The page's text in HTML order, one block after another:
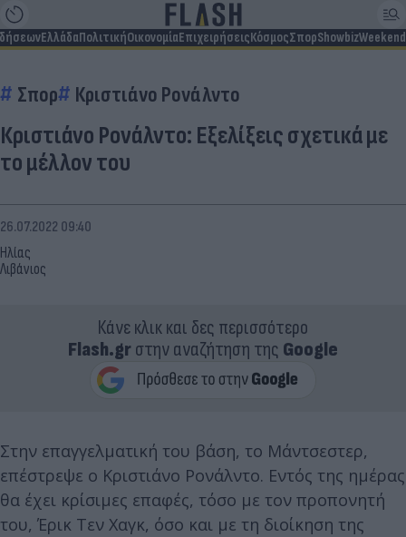
ΕλλάδαΠολιτικήΟικονομίαΕπιχειρήσειςΚόσμοςΣπορShowbizWeekend
Σπορ Κριστιάνο Ρονάλντο
Κριστιάνο Ρονάλντο: Εξελίξεις σχετικά με
το μέλλον του
Ηλίας
Λιβάνιος
26.07.2022 09:40
Κάνε κλικ και δες περισσότερο
Flash.grστην αναζήτηση της Google
Στην επαγγελματική του βάση, το Μάντσεστερ,
επέστρεψε ο Κριστιάνο Ρονάλντο. Εντός της ημέρας
θα έχει κρίσιμες επαφές, τόσο με τον προπονητή
του, Έρικ Τεν Χαγκ, όσο και με τη διοίκηση της